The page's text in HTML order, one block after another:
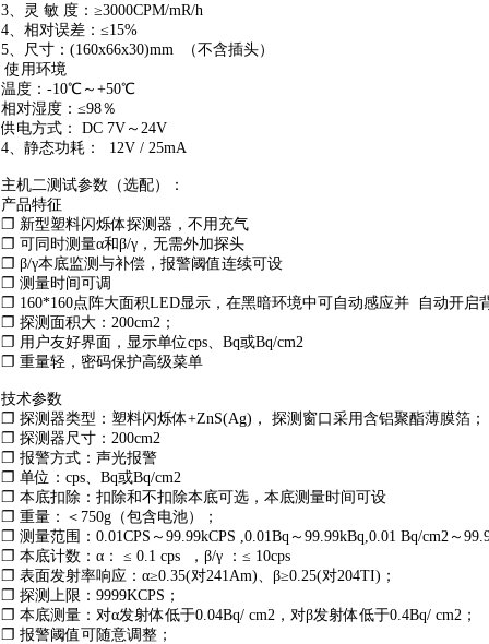
3、灵 敏 度：≥3000CPM/mR/h
4、相对误差：≤15%
5、尺寸：(160x66x30)mm （不含插头）
使用环境
温度：-10℃～+50℃
相对湿度：≤98％
供电方式： DC 7V～24V
4、静态功耗： 12V / 25mA
主机二测试参数（选配）：
产品特征
❐ 新型塑料闪烁体探测器，不用充气
❐ 可同时测量α和β/γ，无需外加探头
❐ β/γ本底监测与补偿，报警阈值连续可设
❐ 测量时间可调
❐ 160*160点阵大面积LED显示，在黑暗环境中可自动感应并 自动开启
❐ 探测面积大：200cm2；
❐ 用户友好界面，显示单位cps、Bq或Bq/cm2
❐ 重量轻，密码保护高级菜单
技术参数
❐ 探测器类型：塑料闪烁体+ZnS(Ag)， 探测窗口采用含铝聚酯薄膜箔；
❐ 探测器尺寸：200cm2
❐ 报警方式：声光报警
❐ 单位：cps、Bq或Bq/cm2
❐ 本底扣除：扣除和不扣除本底可选，本底测量时间可设
❐ 重量：＜750g（包含电池）；
❐ 测量范围：0.01CPS～99.99kCPS ,0.01Bq～99.99kBq,0.01 Bq/cm2～
❐ 本底计数：α： ≤ 0.1 cps ，β/γ ：≤ 10cps
❐ 表面发射率响应：α≥0.35(对241Am)、β≥0.25(对204TI)；
❐ 探测上限：9999KCPS；
❐ 本底测量：对α发射体低于0.04Bq/ cm2，对β发射体低于0.4Bq/ cm2；
❐ 报警阈值可随意调整；